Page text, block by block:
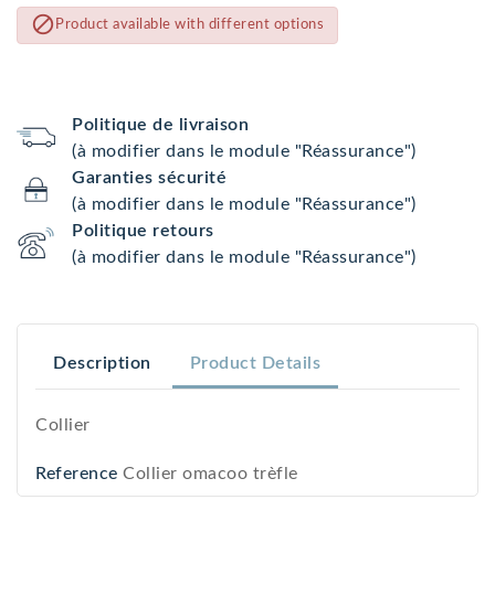
 Product available with different options
Politique de livraison
(à modifier dans le module "Réassurance")
Garanties sécurité
(à modifier dans le module "Réassurance")
Politique retours
(à modifier dans le module "Réassurance")
Description Product Details
Collier
Reference Collier omacoo trèfle